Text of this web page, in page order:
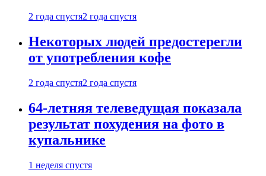
2 года спустя2 года спустя
Некоторых людей предостерегли
от употребления кофе
2 года спустя2 года спустя
64-летняя телеведущая показала
результат похудения на фото в
купальнике
1 неделя спустя